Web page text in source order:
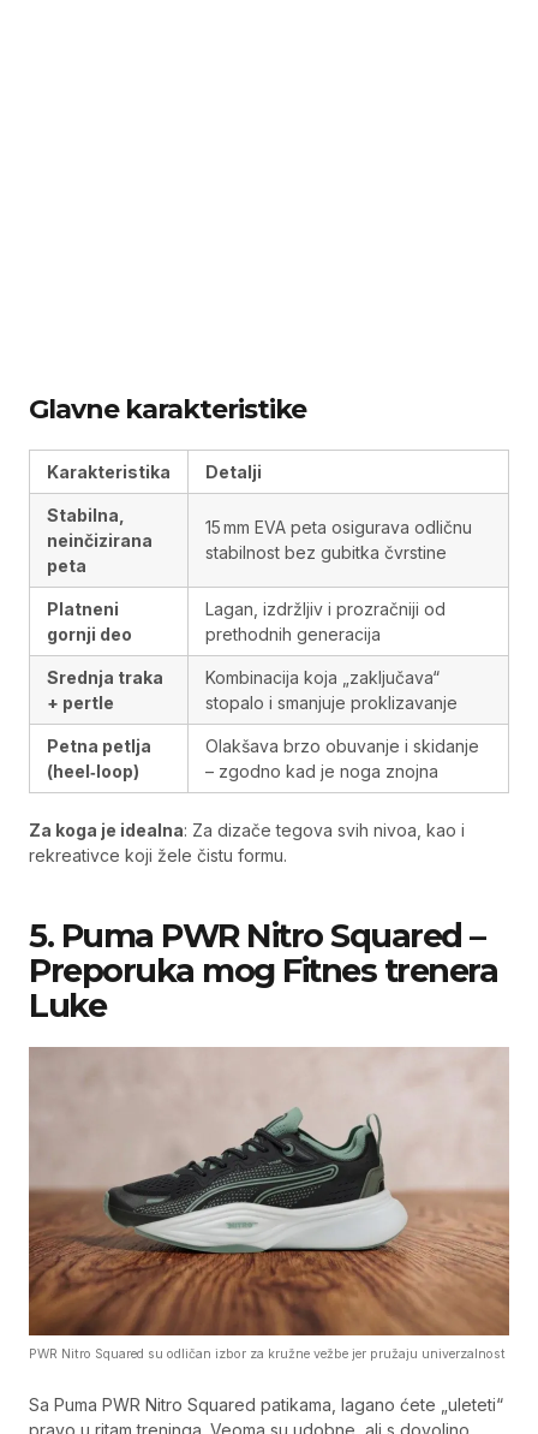
Glavne karakteristike
Karakteristika Detalji
Stabilna,
neinčizirana
peta
15 mm EVA peta osigurava odličnu
stabilnost bez gubitka čvrstine
Platneni
gornji deo
Lagan, izdržljiv i prozračniji od
prethodnih generacija
Srednja traka
+ pertle
Kombinacija koja „zaključava“
stopalo i smanjuje proklizavanje
Petna petlja
(heel‑loop)
Olakšava brzo obuvanje i skidanje
– zgodno kad je noga znojna
Za koga je idealna: Za dizače tegova svih nivoa, kao i
rekreativce koji žele čistu formu.
5. Puma PWR Nitro Squared –
Preporuka mog Fitnes trenera
Luke
PWR Nitro Squared su odličan izbor za kružne vežbe jer pružaju univerzalnost
Sa Puma PWR Nitro Squared patikama, lagano ćete „uleteti“
pravo u ritam treninga. Veoma su udobne, ali s dovoljno